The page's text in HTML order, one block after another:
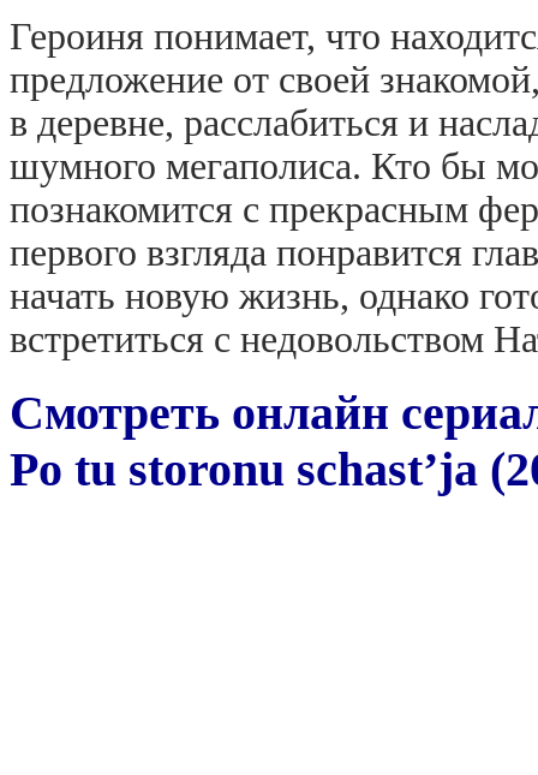
Героиня понимает, что
предложение от своей
в деревне, расслабиться и
шумного мегаполиса. Кто бы
познакомится с прекрасным
первого взгляда понравится
начать новую жизнь, однако
встретиться с недовольством
Смотреть онлайн
Po tu storonu schast’ja